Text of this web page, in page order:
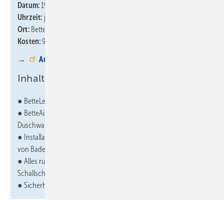
Datum: 19.9.2024 oder 21.11.2024
Uhrzeit: jeweils 9 bis 15 Uhr
Ort:BetteBaulabor, Delbrück
Kosten:90,- € inkl. MwSt. (inkl. Verpflegung)
→ Anmeldung
Inhalte:
● BetteLevel – Die Zukunft des Duscheinbaus
● BetteAir – flach wie eine Fliese mit allen Vorteilen einer
Duschwanne
● Installationsbox Easy Connect – schneller sicherer Anschluss
von Bade- & Duschwanne
● Alles rund um normgerechten Einbau in Hinblick auf
Schallschutz und Abdichtung
● Sicherheit im Bad – BetteAntirutsch Sense live erleben